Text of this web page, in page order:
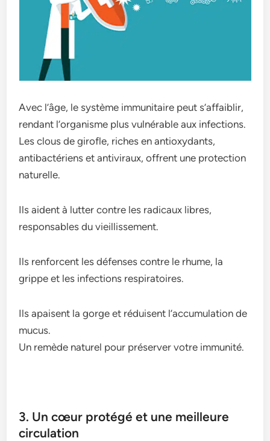
Avec l’âge, le système immunitaire peut s’affaiblir,
rendant l’organisme plus vulnérable aux infections.
Les clous de girofle, riches en antioxydants,
antibactériens et antiviraux, offrent une protection
naturelle.
Ils aident à lutter contre les radicaux libres,
responsables du vieillissement.
Ils renforcent les défenses contre le rhume, la
grippe et les infections respiratoires.
Ils apaisent la gorge et réduisent l’accumulation de
mucus.
Un remède naturel pour préserver votre immunité.
3. Un cœur protégé et une meilleure
circulation